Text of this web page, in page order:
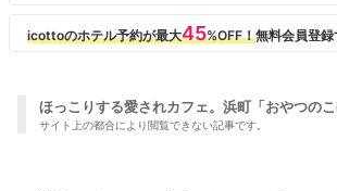
ほっこりする愛されカフェ。浜町「おやつのこ
サイト上の都合により閲覧できない記事です。